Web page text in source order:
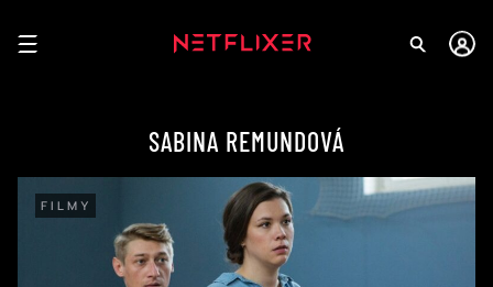
SABINA REMUNDOVÁ
FILMY